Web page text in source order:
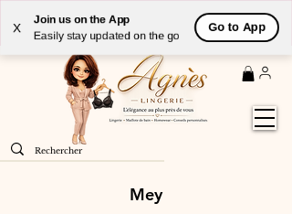
X
Join us on the App
Easily stay updated on the go
Go to App
Livraison GRATUITE(à partir de 59€) à domicile par
Colissimo en France métropolitaine
Mey